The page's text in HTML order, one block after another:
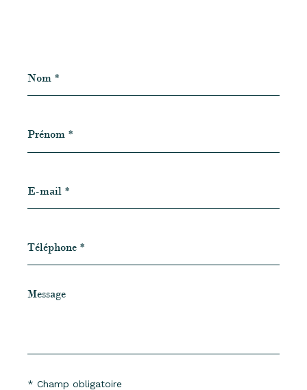
*
*
mail
*
*
Message
*
* Champ obligatoire